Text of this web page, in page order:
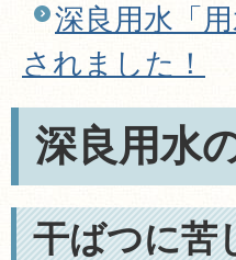
深良用水「
されました！
深良用水
干ばつに苦